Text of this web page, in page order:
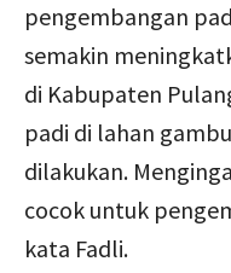
pengembangan
semakin
di Kabupaten
padi di lahan
dilakukan.
cocok untuk
kata Fadli.